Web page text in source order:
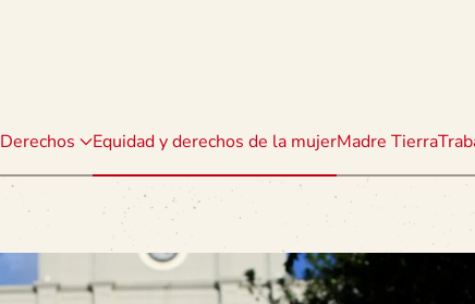
Derechos Equidad y derechos de la mujerMadre Tierra